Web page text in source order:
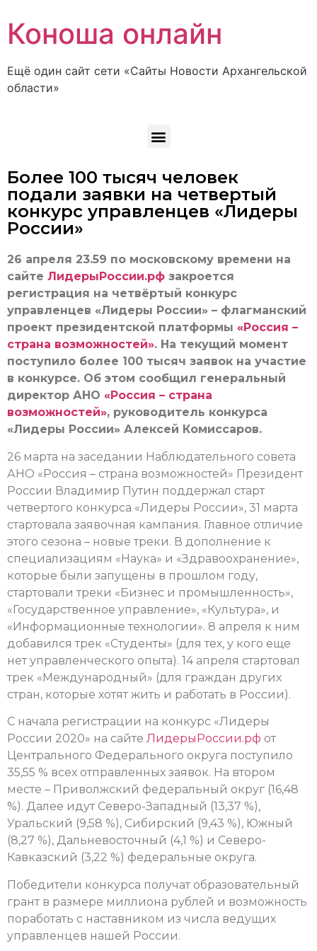
Коноша онлайн
Ещё один сайт сети «Сайты Новости Архангельской
области»
Более 100 тысяч человек
подали заявки на четвертый
конкурс управленцев «Лидеры
России»
26 апреля 23.59 по московскому времени на
сайте ЛидерыРоссии.рф закроется
регистрация на четвёртый конкурс
управленцев «Лидеры России» – флагманский
проект президентской платформы «Россия –
страна возможностей». На текущий момент
поступило более 100 тысяч заявок на участие
в конкурсе. Об этом сообщил генеральный
директор АНО «Россия – страна
возможностей», руководитель конкурса
«Лидеры России» Алексей Комиссаров.
26 марта на заседании Наблюдательного совета
АНО «Россия – страна возможностей» Президент
России Владимир Путин поддержал старт
четвертого конкурса «Лидеры России», 31 марта
стартовала заявочная кампания. Главное отличие
этого сезона – новые треки. В дополнение к
специализациям «Наука» и «Здравоохранение»,
которые были запущены в прошлом году,
стартовали треки «Бизнес и промышленность»,
«Государственное управление», «Культура», и
«Информационные технологии». 8 апреля к ним
добавился трек «Студенты» (для тех, у кого еще
нет управленческого опыта). 14 апреля стартовал
трек «Международный» (для граждан других
стран, которые хотят жить и работать в России).
С начала регистрации на конкурс «Лидеры
России 2020» на сайте ЛидерыРоссии.рф от
Центрального Федерального округа поступило
35,55 % всех отправленных заявок. На втором
месте – Приволжский федеральный округ (16,48
%). Далее идут Северо-Западный (13,37 %),
Уральский (9,58 %), Сибирский (9,43 %), Южный
(8,27 %), Дальневосточный (4,1 %) и Северо-
Кавказский (3,22 %) федеральные округа.
Победители конкурса получат образовательный
грант в размере миллиона рублей и возможность
поработать с наставником из числа ведущих
управленцев нашей России.